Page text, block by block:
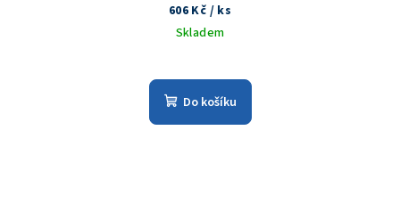
606 Kč / ks
Skladem
Do košíku